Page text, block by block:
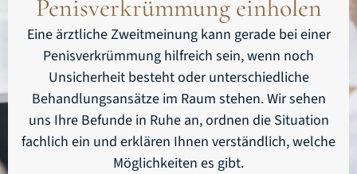
Penisverkrümmung einholen
Eine ärztliche Zweitmeinung kann gerade bei einer
Penisverkrümmung hilfreich sein, wenn noch
Unsicherheit besteht oder unterschiedliche
Behandlungsansätze im Raum stehen. Wir sehen
uns Ihre Befunde in Ruhe an, ordnen die Situation
fachlich ein und erklären Ihnen verständlich, welche
Möglichkeiten es gibt.